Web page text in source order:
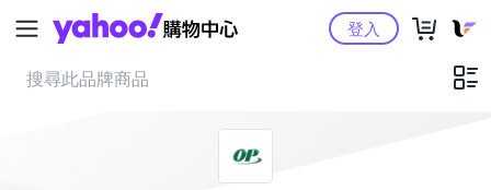
Yahoo購物中心登入